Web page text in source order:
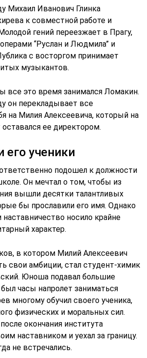
Михаил Иванович Глинка
к совместной работе и
гений переезжает в Прагу,
“Руслан и Людмила” и
с восторгом принимает
музыкантов.
все это время занимался Ломакин.
он перекладывает все
на Милия Алексеевича, который на
ее директором.
его ученики
подошел к должности
Он мечтал о том, чтобы из
вышли десятки талантливых
бы прославили его имя. Однако
наставничество носило крайне
характер.
в котором Милий Алексеевич
свои амбиции, стал студент-химик
Юноша подавал большие
часы напролет заниматься
многому обучил своего ученика,
физических и моральных сил.
окончания института
наставником и уехал за границу.
не встречались.